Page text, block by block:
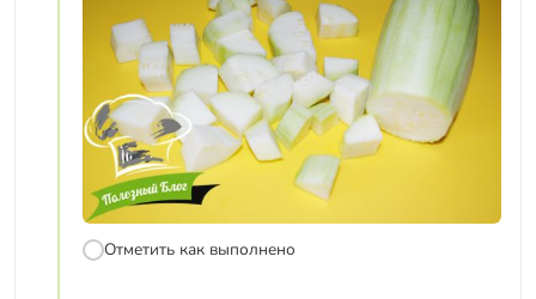
Отметить как выполнено